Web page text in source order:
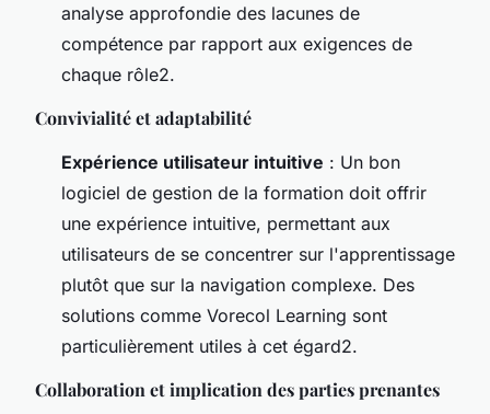
analyse approfondie des lacunes de
compétence par rapport aux exigences de
chaque rôle2.
Convivialité et adaptabilité
Expérience utilisateur intuitive : Un bon
logiciel de gestion de la formation doit offrir
une expérience intuitive, permettant aux
utilisateurs de se concentrer sur l'apprentissage
plutôt que sur la navigation complexe. Des
solutions comme Vorecol Learning sont
particulièrement utiles à cet égard2.
Collaboration et implication des parties prenantes